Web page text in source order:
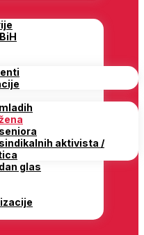
aktivista /
glas